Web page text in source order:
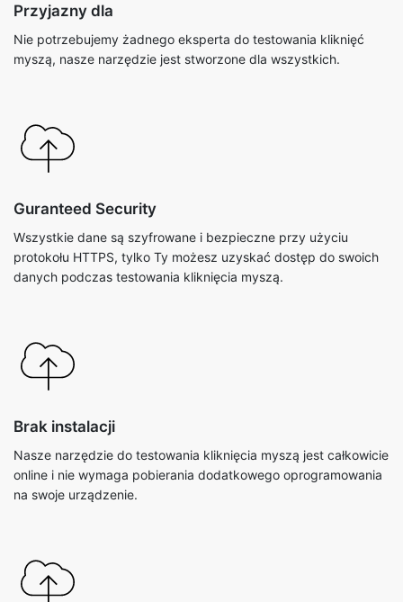
Przyjazny dla
Nie potrzebujemy żadnego eksperta do testowania kliknięć
myszą, nasze narzędzie jest stworzone dla wszystkich.
Guranteed Security
Wszystkie dane są szyfrowane i bezpieczne przy użyciu
protokołu HTTPS, tylko Ty możesz uzyskać dostęp do swoich
danych podczas testowania kliknięcia myszą.
Brak instalacji
Nasze narzędzie do testowania kliknięcia myszą jest całkowicie
online i nie wymaga pobierania dodatkowego oprogramowania
na swoje urządzenie.